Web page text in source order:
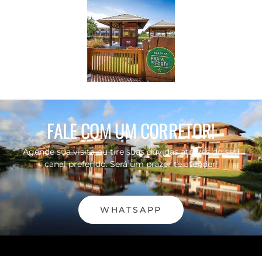
FALE COM UM CORRETOR!
Agende sua visita ou tire suas dúvidas através do seu
canal preferido. Será um prazer te atender!
WHATSAPP